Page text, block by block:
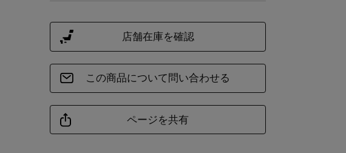
この商品について問い合わせる
ページを共有
店舗在庫を確認